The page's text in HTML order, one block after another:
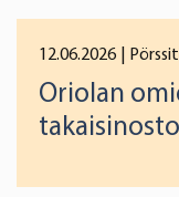
12.06.2026 |
Oriolan